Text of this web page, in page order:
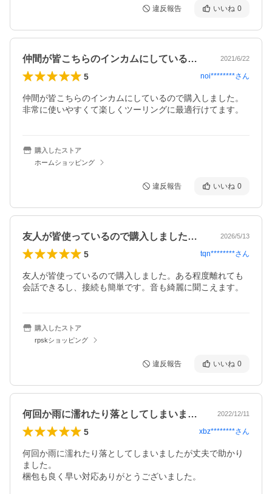
違反報告 いいね 0
仲間が皆こちらのインカムにしているので… 2021/6/22
5 noi********さん
仲間が皆こちらのインカムにしているので購入しました。
非常に使いやすくて楽しくツーリングに最適行けてます。
購入したストア
ホームショッピング
違反報告 いいね 0
友人が皆使っているので購入しました。あ… 2026/5/13
5 tqn********さん
友人が皆使っているので購入しました。ある程度離れても
会話できるし、接続も簡単です。音も綺麗に聞こえます。
購入したストア
rpskショッピング
違反報告 いいね 0
何回か雨に濡れたり落としてしまいました… 2022/12/11
5 xbz********さん
何回か雨に濡れたり落としてしまいましたが丈夫で助かり
ました。